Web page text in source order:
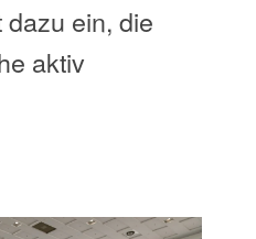
ein, die
aktiv